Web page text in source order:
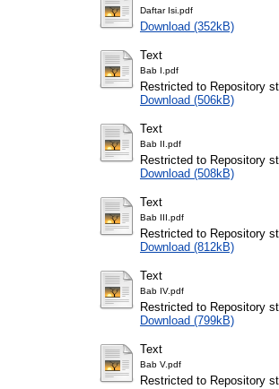
Daftar Isi.pdf
Download (352kB)
Text
Bab I.pdf
Restricted to Repository
Download (506kB)
Text
Bab II.pdf
Restricted to Repository
Download (508kB)
Text
Bab III.pdf
Restricted to Repository
Download (812kB)
Text
Bab IV.pdf
Restricted to Repository
Download (799kB)
Text
Bab V.pdf
Restricted to Repository